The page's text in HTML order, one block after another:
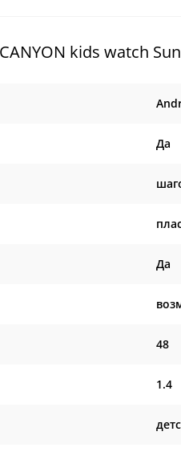
kids watch
Да
Да
48
1.4